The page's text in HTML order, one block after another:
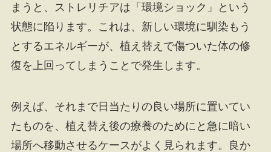
まうと、ストレリチアは「環境ショック」という
状態に陥ります。これは、新しい環境に馴染もう
とするエネルギーが、植え替えで傷ついた体の修
復を上回ってしまうことで発生します。
例えば、それまで日当たりの良い場所に置いてい
たものを、植え替え後の療養のためにと急に暗い
場所へ移動させるケースがよく見られます。良か